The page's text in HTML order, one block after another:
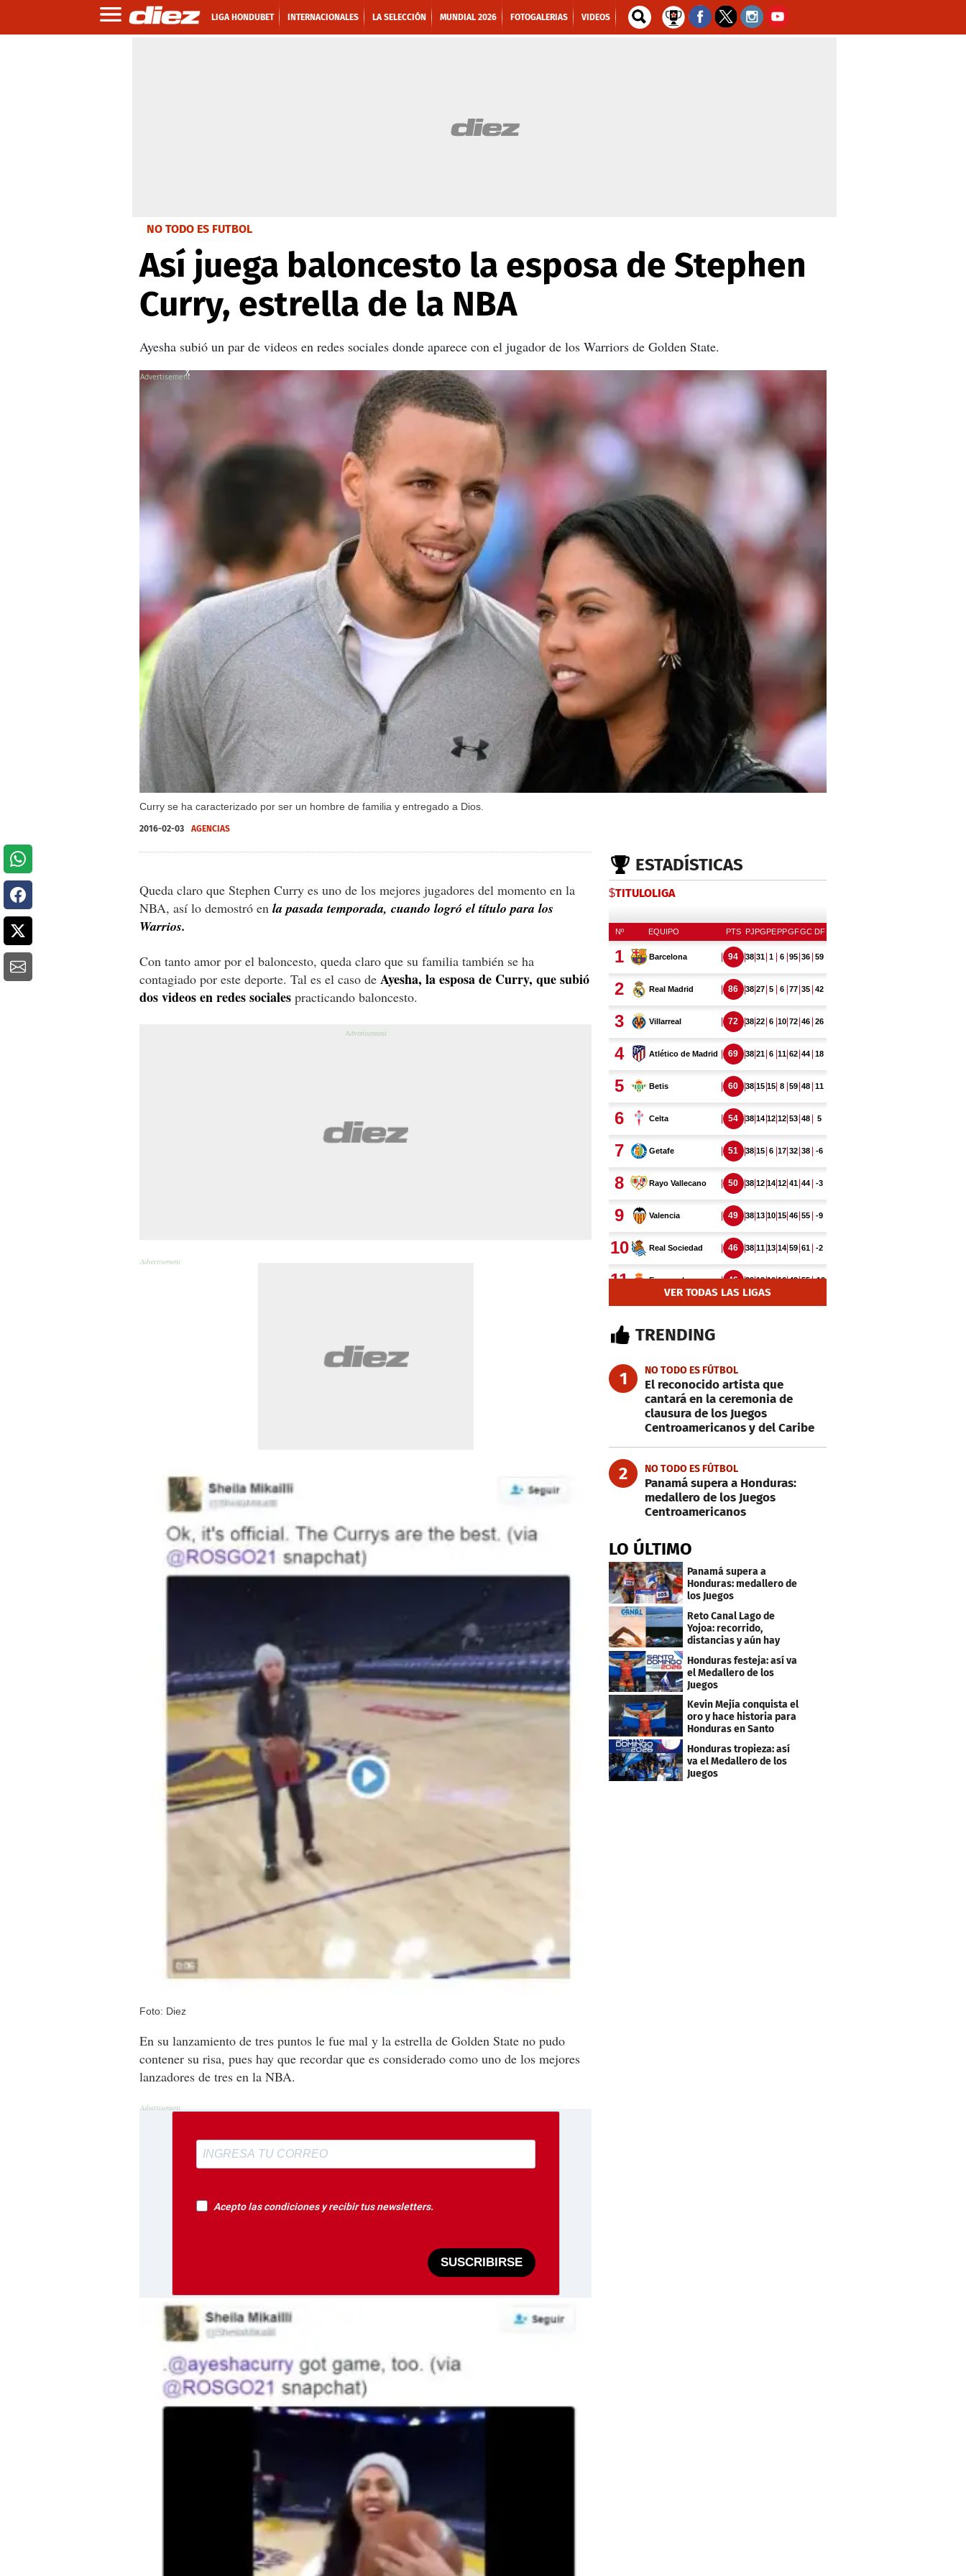
LIGA HONDUBET INTERNACIONALES LA SELECCIÓN MUNDIAL 2026 FOTOGALERIAS VIDEOS
NO TODO ES FUTBOL
Así juega baloncesto la esposa de Stephen
Curry, estrella de la NBA
Ayesha subió un par de videos en redes sociales donde aparece con el jugador de los Warriors de Golden State.
Curry se ha caracterizado por ser un hombre de familia y entregado a Dios.
X
X
X
2016-02-03 AGENCIAS
Queda claro que Stephen Curry es uno de los mejores jugadores del momento en la
NBA, así lo demostró en la pasada temporada, cuando logró el título para los
Warrios.
Con tanto amor por el baloncesto, queda claro que su familia también se ha
contagiado por este deporte. Tal es el caso de Ayesha, la esposa de Curry, que subió
dos videos en redes sociales practicando baloncesto.
Foto: Diez
En su lanzamiento de tres puntos le fue mal y la estrella de Golden State no pudo
contener su risa, pues hay que recordar que es considerado como uno de los mejores
lanzadores de tres en la NBA.
Acepto las condiciones y recibir tus newsletters.
SUSCRIBIRSE
ESTADÍSTICAS
$TITULOLIGA
VER TODAS LAS LIGAS
TRENDING
1 NO TODO ES FÚTBOL
El reconocido artista que
cantará en la ceremonia de
clausura de los Juegos
Centroamericanos y del Caribe
2 NO TODO ES FÚTBOL
Panamá supera a Honduras:
medallero de los Juegos
Centroamericanos
LO ÚLTIMO
Panamá supera a
Honduras: medallero de
los Juegos
Centroamericanos
Reto Canal Lago de
Yojoa: recorrido,
distancias y aún hay
Honduras festeja: así va
el Medallero de los
Juegos
Centroamericanos y
Caribe 2026
Kevin Mejía conquista el
oro y hace historia para
Honduras en Santo
Honduras tropieza: así
va el Medallero de los
Juegos